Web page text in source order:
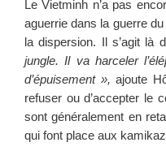
Le Vietminh n’a pas
aguerrie dans la guerre
la dispersion. Il s’agit là
jungle. Il va harceler
d’épuisement »,ajoute
refuser ou d’accepter le
sont généralement en
qui font place aux